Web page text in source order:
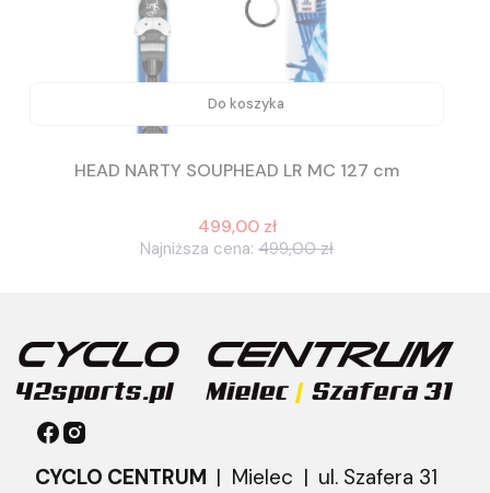
Do koszyka
HEAD NARTY SOUPHEAD LR MC 127 cm
499,00 zł
Najniższa cena: 499,00 zł
CYCLO CENTRUM | Mielec | ul. Szafera 31